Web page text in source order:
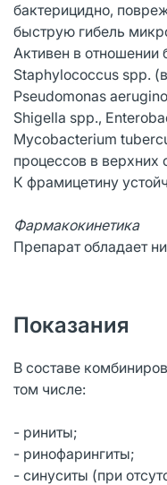
бактерицидно,
быструю гибель
Активен в отношении
Staphylococcus spp.
Pseudomonas
Shigella spp.,
Mycobacterium
процессов в верхних
К фрамицетину
Фармакокинетика
Препарат обладает
Показания
В составе
том числе:
- риниты;
- ринофарингиты;
- синуситы (при